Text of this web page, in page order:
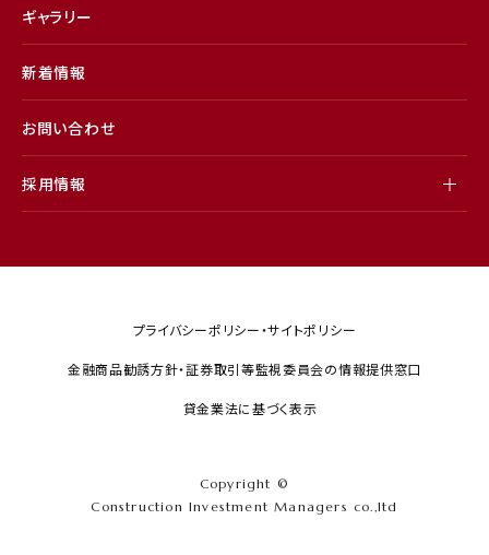
ギャラリー
新着情報
お問い合わせ
採用情報
プライバシーポリシー・サイトポリシー
金融商品勧誘方針・証券取引等監視委員会の情報提供窓口
貸金業法に基づく表示
Copyright ©
Construction Investment Managers co.,ltd